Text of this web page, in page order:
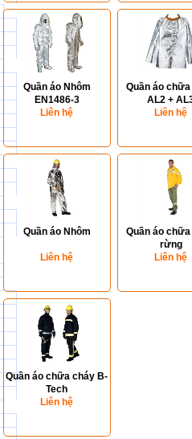
Quần áo Nhôm
EN1486-3
Liên hệ
Quần áo
AL2 +
Liên hệ
Quần áo Nhôm
Liên hệ
Quần áo
rừng
Liên hệ
Quần áo chữa cháy B-
Tech
Liên hệ